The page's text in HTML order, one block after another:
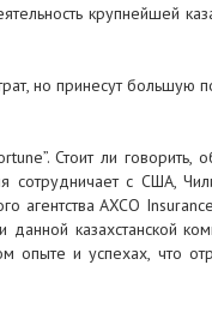
крупнейшей
но принесут большую
Стоит ли говорить,
сотрудничает с США,
агентства AXCO
казахстанской
и успехах, что